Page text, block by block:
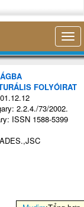
FOLYÓIRAT
2.2.4./73/2002.
ISSN 1588-5399